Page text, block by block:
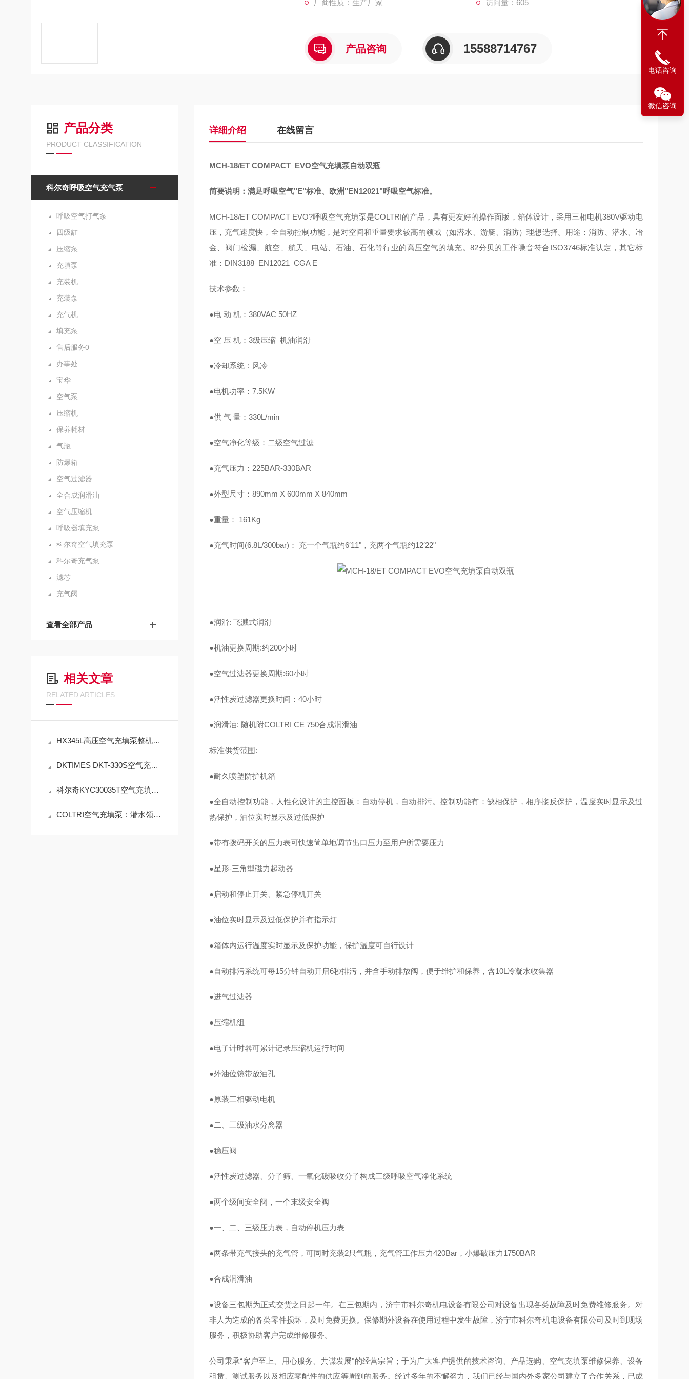
厂商性质：生产厂家 访问量：605
产品咨询 15588714767
产品分类
PRODUCT CLASSIFICATION
科尔奇呼吸空气充气泵
呼吸空气打气泵
四级缸
压缩泵
充填泵
充装机
充装泵
充气机
填充泵
售后服务0
办事处
宝华
空气泵
压缩机
保养耗材
气瓶
防爆箱
空气过滤器
全合成润滑油
空气压缩机
呼吸器填充泵
科尔奇空气填充泵
科尔奇充气泵
滤芯
充气阀
查看全部产品
相关文章
RELATED ARTICLES
HX345L高压空气充填泵整机及配套配件销售与标准化应用技术解析
DKTIMES DKT-330S空气充填泵规范使用与精细化维保技术指南
科尔奇KYC30035T空气充填泵操作使用与注意事项
COLTRI空气充填泵：潜水领域的“移动生命线”与
详细介绍 在线留言
MCH-18/ET COMPACT EVO空气充填泵自动双瓶
简要说明：满足呼吸空气"E"标准、欧洲"EN12021"呼吸空气标准。
MCH-18/ET COMPACT EVO?呼吸空气充填泵是COLTRI的产品，具有更友好的操作面版，箱体设计，采用三相电机380V驱动电
压，充气速度快，全自动控制功能，是对空间和重量要求较高的领域（如潜水、游艇、消防）理想选择。用途：消防、潜水、冶
金、阀门检漏、航空、航天
电站、石油、石化等行业的高压空气的填充。82分贝的工作噪音符合ISO3746标准认定，其它标
准：DIN3188 EN12021 CGA E
技术参数：
●电 动 机：380VAC 50HZ
●空 压 机：3级压缩 机油润滑
●冷却系统：风冷
●电机功率：7.5KW
●供 气 量：330L/min
●空气净化等级：二级空气过滤
●充气压力：225BAR-330BAR
●外型尺寸：890mm X 600mm X 840mm
●重量： 161Kg
●充气时间(6.8L/300bar)： 充一个气瓶约6′11"，充两个气瓶约12′22"
●润滑: 飞溅式润滑
●机油更换周期:约200小时
●空气过滤器更换周期:60小时
●活性炭过滤器更换时间：40小时
●润滑油: 随机附COLTRI CE 750合成润滑油
标准供货范围:
●耐久喷塑防护机箱
●全自动控制功能，人性化设计的主控面板：自动停机，自动排污。控制功能有：缺相保护，相序接反保护，温度实时显示及过
热保护，油位实时显示及过低保护
●带有拨码开关的压力表可快速简单地调节出口压力至用户所需要压力
●星形-三角型磁力起动器
●启动和停止开关、紧急停机开关
●油位实时显示及过低保护并有指示灯
●箱体内运行温度实时显示及保护功能，保护温度可自行设计
●自动排污系统可每15分钟自动开启6秒排污，并含手动排放阀，便于维护和保养，含10L冷凝水收集器
●进气过滤器
●压缩机组
●电子计时器可累计记录压缩机运行时间
●外油位镜带放油孔
●原装三相驱动电机
●二、三级油水分离器
●稳压阀
●活性炭过滤器、分子筛、一氧化碳吸收分子构成三级呼吸空气净化系统
●两个级间安全阀，一个末级安全阀
●一、二、三级压力表，自动停机压力表
●两条带充气接头的充气管，可同时充装2只气瓶，充气管工作压力420Bar，小爆破压力1750BAR
●合成润滑油
●设备三包期为正式交货之日起一年。在三包期内，济宁市科尔奇机电设备有限公司对设备出现各类故障及时免费维修服务。对
非人为造成的各类零件损坏，及时免费更换。保修期外设备在使用过程中发生故障，济宁市科尔奇机电设备有限公司及时到现场
服务，积极协助客户完成维修服务。
公司秉承“客户至上、用心服务、共谋发展"的经营宗旨；于为广大客户提供的技术咨询、产品选购、空气充填泵维修保养、设备
租赁、测试服务以及相应零配件的供应等周到的服务。经过多年的不懈努力，我们已经与国内外多家公司建立了合作关系，已成
电话咨询
微信咨询